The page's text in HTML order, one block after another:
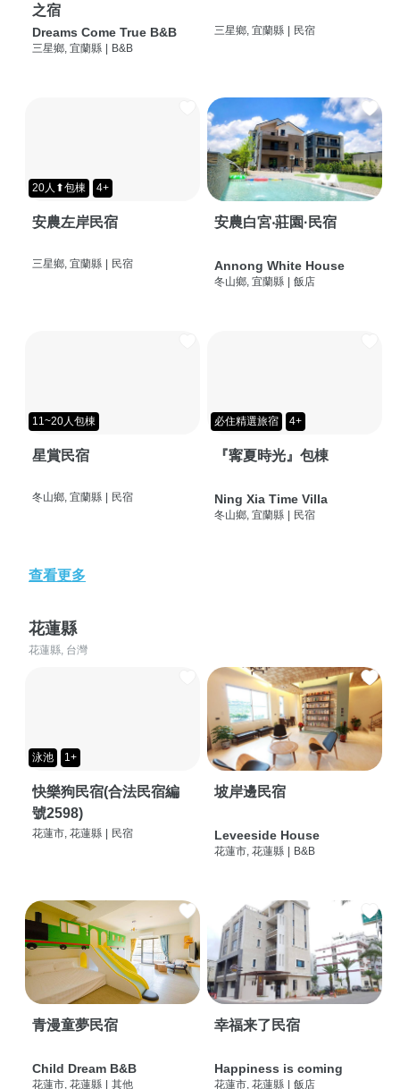
之宿
Dreams Come True B&B
三星鄉, 宜蘭縣 | B&B
三星鄉, 宜蘭縣 | 民宿
20人⬆包棟 4+
安農左岸民宿
三星鄉, 宜蘭縣 | 民宿
安農白宮‧莊園·民宿
Annong White House
冬山鄉, 宜蘭縣 | 飯店
11~20人包棟
星賞民宿
冬山鄉, 宜蘭縣 民宿
必住精選旅宿 4+
『寗夏時光』包棟
Ning Xia Time Villa
冬山鄉, 宜蘭縣 民宿
查看更多
花蓮縣
花蓮縣, 台灣
泳池 1+
快樂狗民宿(合法民宿編
號2598)
花蓮市, 花蓮縣 民宿
坡岸邊民宿
Leveeside House
花蓮市, 花蓮縣 B&B
青漫童夢民宿
Child Dream B&B
花蓮市, 花蓮縣 其他
幸福来了民宿
Happiness is coming
花蓮市, 花蓮縣 飯店